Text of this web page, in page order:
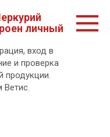
личный
вход в
и проверка
продукции.
Ветис.